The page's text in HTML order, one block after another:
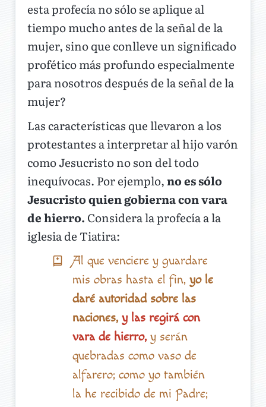
esta profecía no sólo se aplique al
tiempo mucho antes de la señal de la
mujer, sino que conlleve un significado
profético más profundo especialmente
para nosotros después de la señal de la
mujer?
Las características que llevaron a los
protestantes a interpretar al hijo varón
como Jesucristo no son del todo
inequívocas. Por ejemplo,no es sólo
Jesucristo quien gobierna con vara
de hierro. Considera la profecía a la
iglesia de Tiatira:
Al que venciere y guardare
mis obras hasta el fin, yo le
daré autoridad sobre las
naciones, y las regirá con
vara de hierro,y serán
quebradas como vaso de
alfarero; como yo también
la he recibido de mi Padre;